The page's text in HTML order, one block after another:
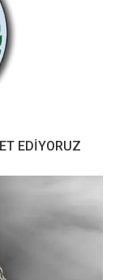
EDİYORUZ